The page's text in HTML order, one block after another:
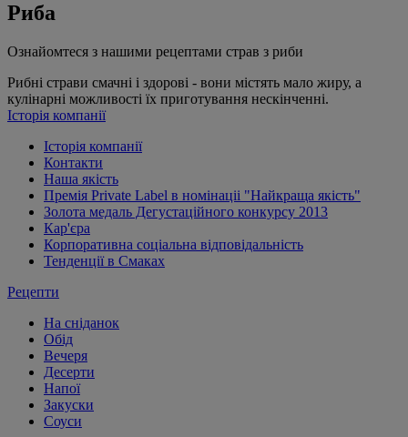
Риба
Ознайомтеся з нашими рецептами страв з риби
Рибні страви смачні і здорові - вони містять мало жиру, а
кулінарні можливості їх приготування нескінченні.
Історія компанії
Історія компанії
Контакти
Наша якість
Премія Private Label в номінаціі "Найкраща якість"
Золота медаль Дегустаційного конкурсу 2013
Кар'єра
Корпоративна соціальна відповідальність
Тенденції в Смаках
Рецепти
На сніданок
Обід
Вечеря
Десерти
Напої
Закуски
Соуси